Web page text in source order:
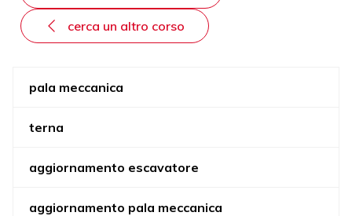
cerca un altro corso
pala meccanica
terna
aggiornamento escavatore
aggiornamento pala meccanica